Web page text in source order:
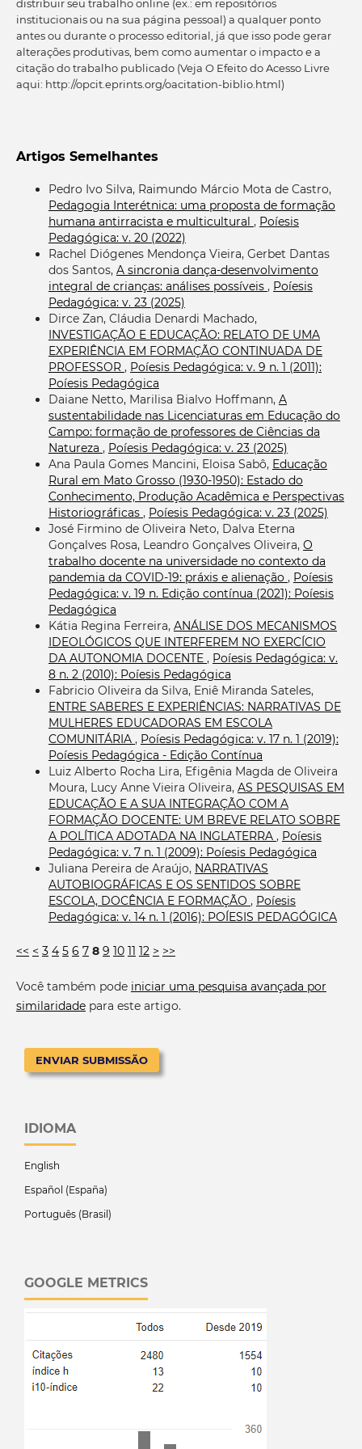
distribuir seu trabalho online (ex.: em repositórios
institucionais ou na sua página pessoal) a qualquer ponto
antes ou durante o processo editorial, já que isso pode gerar
alterações produtivas, bem como aumentar o impacto e a
citação do trabalho publicado (Veja O Efeito do Acesso Livre
aqui: http://opcit.eprints.org/oacitation-biblio.html)
Artigos Semelhantes
Pedro Ivo Silva, Raimundo Márcio Mota de Castro,
Pedagogia Interétnica: uma proposta de formação
humana antirracista e multicultural , Poíesis
Pedagógica: v. 20 (2022)
Rachel Diógenes Mendonça Vieira, Gerbet Dantas
dos Santos, A sincronia dança-desenvolvimento
integral de crianças: análises possíveis , Poíesis
Pedagógica: v. 23 (2025)
Dirce Zan, Cláudia Denardi Machado,
INVESTIGAÇÃO E EDUCAÇÃO: RELATO DE UMA
EXPERIÊNCIA EM FORMAÇÃO CONTINUADA DE
PROFESSOR , Poíesis Pedagógica: v. 9 n. 1 (2011):
Poíesis Pedagógica
Daiane Netto, Marilisa Bialvo Hoffmann, A
sustentabilidade nas Licenciaturas em Educação do
Campo: formação de professores de Ciências da
Natureza , Poíesis Pedagógica: v. 23 (2025)
Ana Paula Gomes Mancini, Eloisa Sabô, Educação
Rural em Mato Grosso (1930-1950): Estado do
Conhecimento, Produção Acadêmica e Perspectivas
Historiográficas , Poíesis Pedagógica: v. 23 (2025)
José Firmino de Oliveira Neto, Dalva Eterna
Gonçalves Rosa, Leandro Gonçalves Oliveira, O
trabalho docente na universidade no contexto da
pandemia da COVID-19: práxis e alienação , Poíesis
Pedagógica: v. 19 n. Edição contínua (2021): Poíesis
Pedagógica
Kátia Regina Ferreira, ANÁLISE DOS MECANISMOS
IDEOLÓGICOS QUE INTERFEREM NO EXERCÍCIO
DA AUTONOMIA DOCENTE , Poíesis Pedagógica: v.
8 n. 2 (2010): Poíesis Pedagógica
Fabricio Oliveira da Silva, Eniê Miranda Sateles,
ENTRE SABERES E EXPERIÊNCIAS: NARRATIVAS DE
MULHERES EDUCADORAS EM ESCOLA
COMUNITÁRIA , Poíesis Pedagógica: v. 17 n. 1 (2019):
Poíesis Pedagógica - Edição Contínua
Luiz Alberto Rocha Lira, Efigênia Magda de Oliveira
Moura, Lucy Anne Vieira Oliveira, AS PESQUISAS EM
EDUCAÇÃO E A SUA INTEGRAÇÃO COM A
FORMAÇÃO DOCENTE: UM BREVE RELATO SOBRE
A POLÍTICA ADOTADA NA INGLATERRA , Poíesis
Pedagógica: v. 7 n. 1 (2009): Poíesis Pedagógica
Juliana Pereira de Araújo, NARRATIVAS
AUTOBIOGRÁFICAS E OS SENTIDOS SOBRE
ESCOLA, DOCÊNCIA E FORMAÇÃO , Poíesis
Pedagógica: v. 14 n. 1 (2016): POÍESIS PEDAGÓGICA
<< < 3 4 5 6 7 8 9 10 11 12 > >>
Você também pode iniciar uma pesquisa avançada por
similaridadepara este artigo.
ENVIAR SUBMISSÃO
IDIOMA
English
Español (España)
Português (Brasil)
GOOGLE METRICS